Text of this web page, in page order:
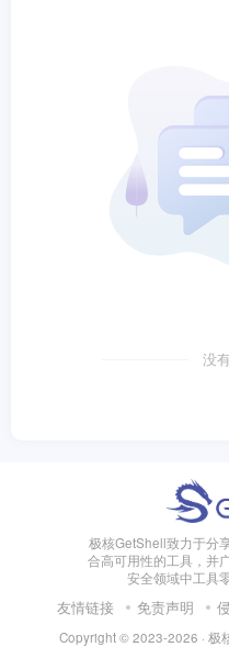
没
极核GetShell致力于分
合高可用性的工具，并
安全领域中工具
友情链接 免责声明
Copyright © 2023-2026 · 极